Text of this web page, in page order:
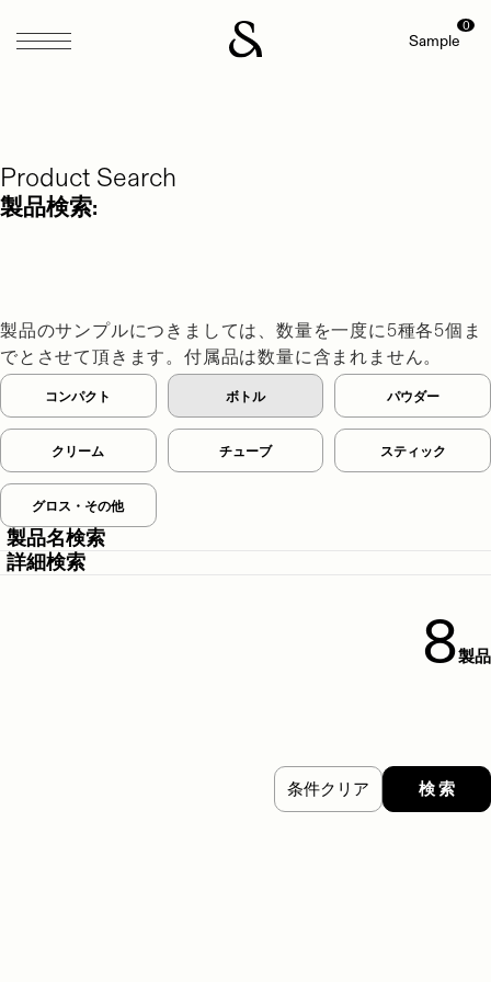
Sample
0
Product Search
製品検索:
製品のサンプルにつきましては、数量を一度に5種各5個ま
でとさせて頂きます。 付属品は数量に含まれません。
コンパクト ボトル パウダー
クリーム チューブ スティック
グロス・その他
製品名検索
詳細検索
8製品
条件クリア 検 索